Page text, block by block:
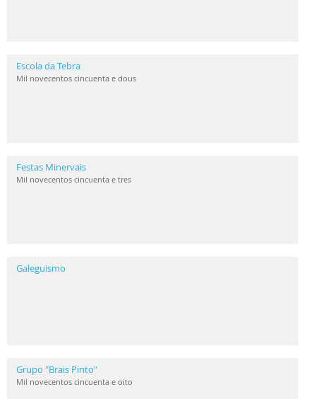
Escola da Tebra
Mil novecentos cincuenta e dous
Festas Minervais
Mil novecentos cincuenta e tres
Galeguismo
Grupo "Brais Pinto"
Mil novecentos cincuenta e oito